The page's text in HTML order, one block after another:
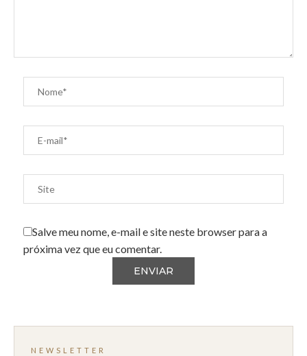
Salve meu nome, e-mail e site neste browser para a
próxima vez que eu comentar.
NEWSLETTER